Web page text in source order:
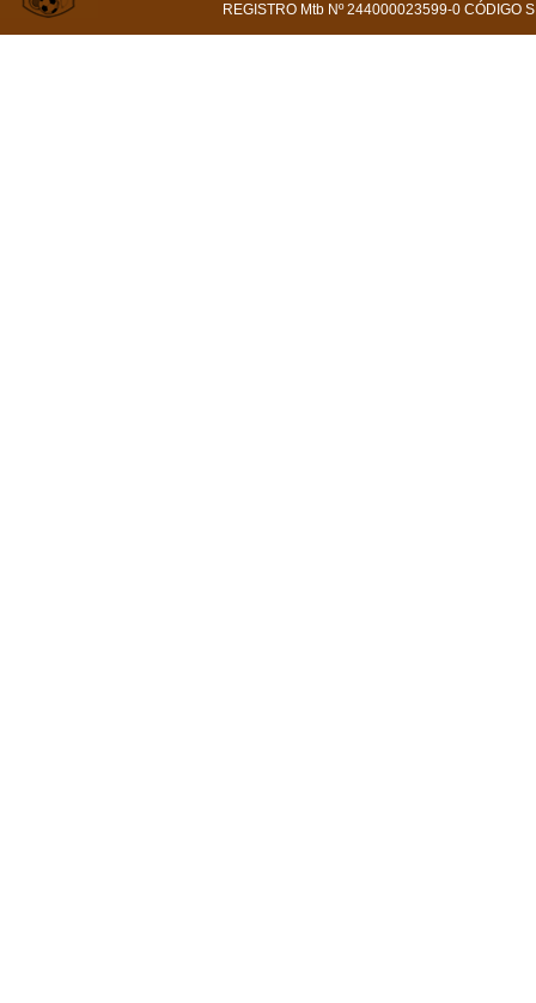
REGISTRO Mtb Nº 244000023599-0 CÓDIGO